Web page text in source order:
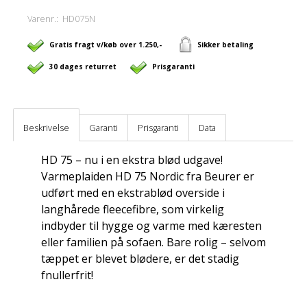
Varenr.: HD075N
Gratis fragt v/køb over 1.250,- Sikker betaling
30 dages returret Prisgaranti
Beskrivelse Garanti Prisgaranti Data
HD 75 – nu i en ekstra blød udgave!
Varmeplaiden HD 75 Nordic fra Beurer er
udført med en ekstrablød overside i
langhårede fleecefibre, som virkelig
indbyder til hygge og varme med kæresten
eller familien på sofaen. Bare rolig – selvom
tæppet er blevet blødere, er det stadig
fnullerfrit!